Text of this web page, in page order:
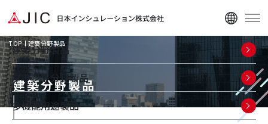
建築分野製品
プラント分野製品
多機能用途製品
TOP 建築分野製品
建築分野製品